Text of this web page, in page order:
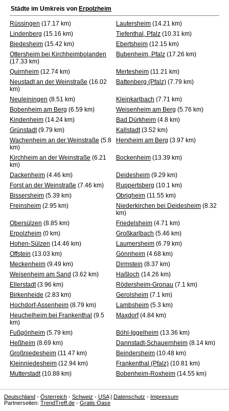
Städte im Umkreis von Erpolzheim
Rüssingen (17.17 km) Lautersheim (14.21 km)
Lindenberg (15.16 km) Tiefenthal, Pfalz (10.31 km)
Biedesheim (15.42 km) Ebertsheim (12.15 km)
Ottersheim bei Kirchheimbolanden
(17.33 km)
Bubenheim, Pfalz (17.26 km)
Quirnheim (12.74 km) Mertesheim (11.21 km)
Neustadt an der Weinstraße (16.02
km)
Battenberg (Pfalz) (7.79 km)
Neuleiningen (8.51 km) Kleinkarlbach (7.71 km)
Bobenheim am Berg (6.59 km) Weisenheim am Berg (5.76 km)
Kindenheim (14.24 km) Bad Dürkheim (4.8 km)
Grünstadt(9.79 km) Kallstadt(3.52 km)
Wachenheim an der Weinstraße (5.8
km)
Herxheim am Berg (3.97 km)
Kirchheim an der Weinstraße (6.21
km)
Bockenheim (13.39 km)
Dackenheim (4.46 km) Deidesheim (9.29 km)
Forst an der Weinstraße (7.46 km) Ruppertsberg (10.1 km)
Bissersheim (5.39 km) Obrigheim (11.55 km)
Freinsheim (2.95 km) Niederkirchen bei Deidesheim (8.32
km)
Obersülzen (8.85 km) Friedelsheim (4.71 km)
Erpolzheim (0 km) Großkarlbach (5.46 km)
Hohen-Sülzen (14.46 km) Laumersheim (6.79 km)
Offstein (13.03 km) Gönnheim (4.68 km)
Meckenheim (9.49 km) Dirmstein (8.37 km)
Weisenheim am Sand (3.62 km) Haßloch (14.26 km)
Ellerstadt(3.96 km) Rödersheim-Gronau (7.1 km)
Birkenheide (2.83 km) Gerolsheim (7.1 km)
Hochdorf-Assenheim (8.79 km) Lambsheim (5.3 km)
Heuchelheim bei Frankenthal (9.5
km)
Maxdorf(4.84 km)
Fußgönheim (5.79 km) Böhl-Iggelheim (13.36 km)
Heßheim (8.69 km) Dannstadt-Schauernheim (8.14 km)
Großniedesheim (11.47 km) Beindersheim (10.48 km)
Kleinniedesheim (12.94 km) Frankenthal (Pfalz) (10.81 km)
Mutterstadt(10.88 km) Bobenheim-Roxheim (14.55 km)
Deutschland - Österreich - Schweiz - USA| Datenschutz - Impressum
Partnerseiten: TrendTreff.de - Gratis Oase